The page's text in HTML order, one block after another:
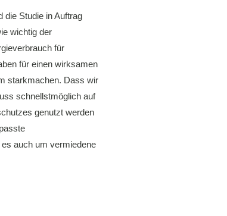
die Studie in Auftrag
wichtig der
für
für einen wirksamen
starkmachen. Dass wir
schnellstmöglich auf
genutzt werden
auch um vermiedene